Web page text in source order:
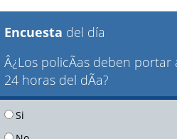
Encuesta del día
Â¿Los policÃ­as deben portar
24 horas del dÃ­a?
Si